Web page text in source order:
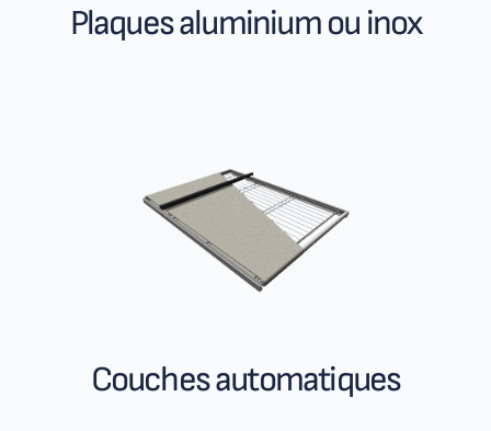
Plaques aluminium ou inox
Couches automatiques